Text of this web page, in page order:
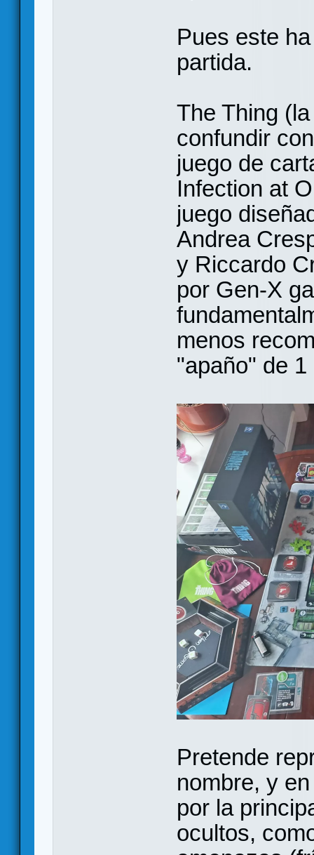
Pues este
partida.
The Thing
confundir
juego de
Infection at
juego
Andrea
y Riccardo
por Gen-X
menos
"apaño" de 1
Pretende
nombre, y
por la
ocultos,